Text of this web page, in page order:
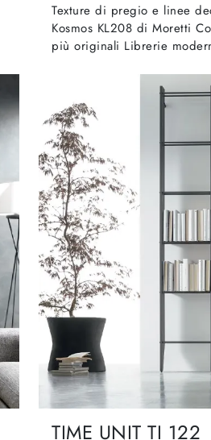
Texture di pregio e linee
Kosmos KL208 di Moretti
più originali Librerie
TIME UNIT TI 122